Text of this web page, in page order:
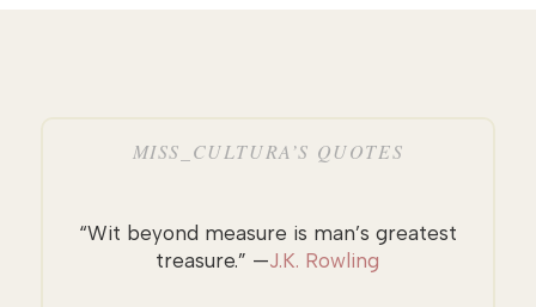
MISS_CULTURA’S QUOTES
“Wit beyond measure is man’s greatest
treasure.” —J.K. Rowling